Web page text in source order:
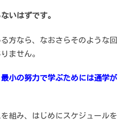
いはずです。
方なら、なおさらそのような回
ません。
小の努力で学ぶためには通学が
組み、はじめにスケジュールを